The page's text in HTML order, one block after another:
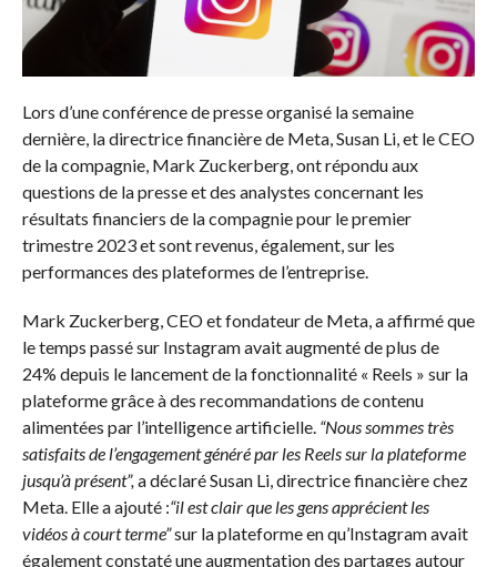
Lors d’une conférence de presse organisé la semaine
dernière, la directrice financière de Meta, Susan Li, et le CEO
de la compagnie, Mark Zuckerberg, ont répondu aux
questions de la presse et des analystes concernant les
résultats financiers de la compagnie pour le premier
trimestre 2023 et sont revenus, également, sur les
performances des plateformes de l’entreprise.
Mark Zuckerberg, CEO et fondateur de Meta, a affirmé que
le temps passé sur Instagram avait augmenté de plus de
24% depuis le lancement de la fonctionnalité « Reels » sur la
plateforme grâce à des recommandations de contenu
alimentées par l’intelligence artificielle. “Nous sommes très
satisfaits de l’engagement généré par les Reels sur la plateforme
jusqu’à présent”,a déclaré Susan Li, directrice financière chez
Meta. Elle a ajouté :“il est clair que les gens apprécient les
vidéos à court terme”sur la plateforme en qu’Instagram avait
également constaté une augmentation des partages autour